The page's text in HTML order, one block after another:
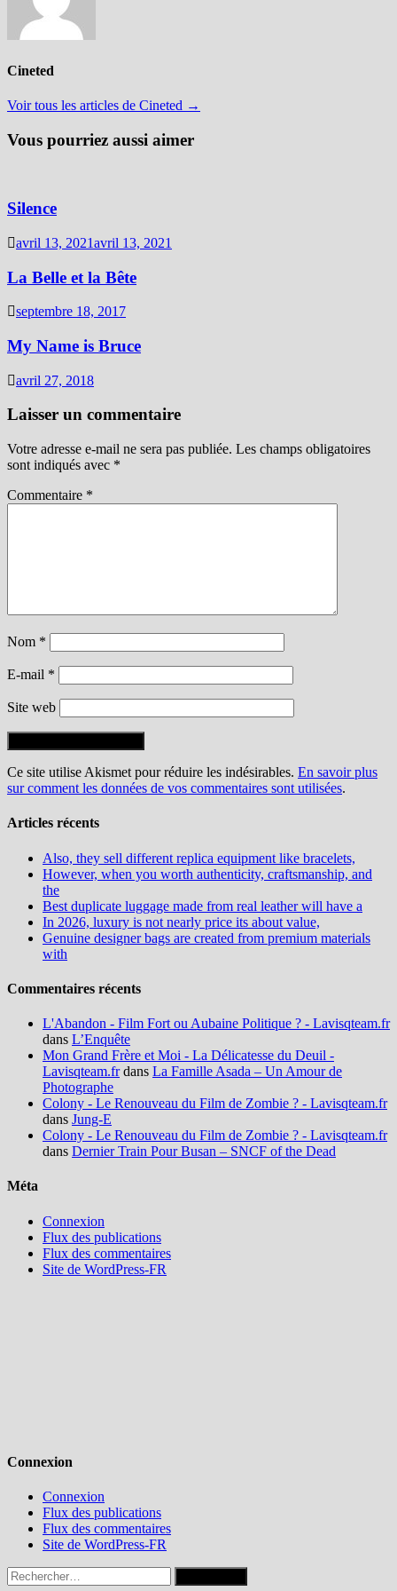
Cineted
Voir tous les articles de Cineted →
Vous pourriez aussi aimer
Silence
avril 13, 2021avril 13, 2021
La Belle et la Bête
septembre 18, 2017
My Name is Bruce
avril 27, 2018
Laisser un commentaire
Votre adresse e-mail ne sera pas publiée. Les champs obligatoires
sont indiqués avec *
Commentaire *
Nom *
E-mail *
Site web
Ce site utilise Akismet pour réduire les indésirables. En savoir plus
sur comment les données de vos commentaires sont utilisées.
Articles récents
Also, they sell different replica equipment like bracelets,
However, when you worth authenticity, craftsmanship, and
the
Best duplicate luggage made from real leather will have a
In 2026, luxury is not nearly price its about value,
Genuine designer bags are created from premium materials
with
Commentaires récents
L'Abandon - Film Fort ou Aubaine Politique ? - Lavisqteam.fr
dans L’Enquête
Mon Grand Frère et Moi - La Délicatesse du Deuil -
Lavisqteam.frdans La Famille Asada – Un Amour de
Photographe
Colony - Le Renouveau du Film de Zombie ? - Lavisqteam.fr
dans Jung-E
Colony - Le Renouveau du Film de Zombie ? - Lavisqteam.fr
dans Dernier Train Pour Busan – SNCF of the Dead
Méta
Connexion
Flux des publications
Flux des commentaires
Site de WordPress-FR
Connexion
Connexion
Flux des publications
Flux des commentaires
Site de WordPress-FR
Rechercher :